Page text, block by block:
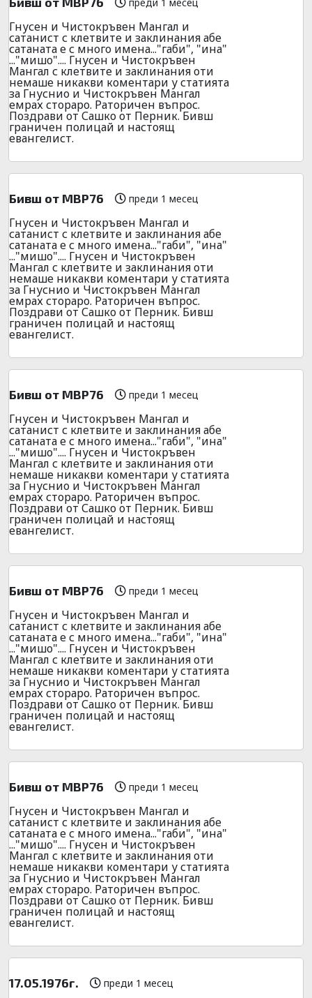
Гнусен и Чистокръвен Мангал и
сатанист с клетвите и заклинания абе
сатаната е с много имена..."габи", "ина"
..."мишо".... Гнусен и Чистокръвен
Мангал с клетвите и заклинания оти
немаше никакви коментари у статията
за Гнуснио и Чистокръвен Мангал
емрах стораро. Раторичен въпрос.
Поздрави от Сашко от Перник. Бивш
граничен полицай и настоящ
евангелист.
Бивш от МВР76 преди 1 месец
Гнусен и Чистокръвен Мангал и
сатанист с клетвите и заклинания абе
сатаната е с много имена..."габи", "ина"
..."мишо".... Гнусен и Чистокръвен
Мангал с клетвите и заклинания оти
немаше никакви коментари у статията
за Гнуснио и Чистокръвен Мангал
емрах стораро. Раторичен въпрос.
Поздрави от Сашко от Перник. Бивш
граничен полицай и настоящ
евангелист.
Бивш от МВР76 преди 1 месец
Гнусен и Чистокръвен Мангал и
сатанист с клетвите и заклинания абе
сатаната е с много имена..."габи", "ина"
..."мишо".... Гнусен и Чистокръвен
Мангал с клетвите и заклинания оти
немаше никакви коментари у статията
за Гнуснио и Чистокръвен Мангал
емрах стораро. Раторичен въпрос.
Поздрави от Сашко от Перник. Бивш
граничен полицай и настоящ
евангелист.
Бивш от МВР76 преди 1 месец
Гнусен и Чистокръвен Мангал и
сатанист с клетвите и заклинания абе
сатаната е с много имена..."габи", "ина"
..."мишо".... Гнусен и Чистокръвен
Мангал с клетвите и заклинания оти
немаше никакви коментари у статията
за Гнуснио и Чистокръвен Мангал
емрах стораро. Раторичен въпрос.
Поздрави от Сашко от Перник. Бивш
граничен полицай и настоящ
евангелист.
Бивш от МВР76 преди 1 месец
Гнусен и Чистокръвен Мангал и
сатанист с клетвите и заклинания абе
сатаната е с много имена..."габи", "ина"
..."мишо".... Гнусен и Чистокръвен
Мангал с клетвите и заклинания оти
немаше никакви коментари у статията
за Гнуснио и Чистокръвен Мангал
емрах стораро. Раторичен въпрос.
Поздрави от Сашко от Перник. Бивш
граничен полицай и настоящ
евангелист.
17.05.1976г. преди 1 месец